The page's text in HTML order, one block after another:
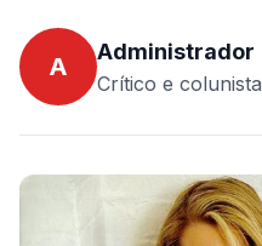
A
Administrador
Crítico e colunista